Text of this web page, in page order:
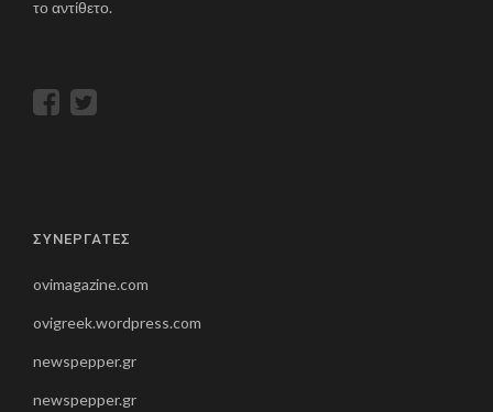
το αντίθετο.
ΣΥΝΕΡΓΑΤΕΣ
ovimagazine.com
ovigreek.wordpress.com
newspepper.gr
newspepper.gr